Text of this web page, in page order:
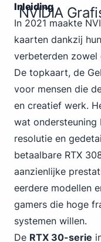
Inleiding
NVIDIA
In 2021 maakte
kaarten dankzij
verbeterden zowel
De topkaart, de
voor mensen die
en creatief werk.
wat
resolutie en
betaalbare RTX
aanzienlijke
eerdere modellen
gamers die hoge
systemen willen.
De RTX 30-serie